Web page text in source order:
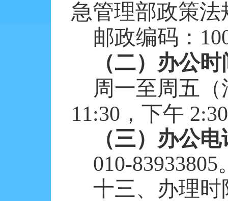
急管理部政策
邮政编码：
（二）办公时
周一至周五
11:30，下午
（三）办公电
010-83933805
十三、 办理时